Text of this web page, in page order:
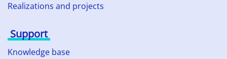
Realizations and projects
Support
Knowledge base